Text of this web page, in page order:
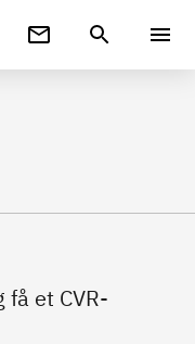
et CVR-